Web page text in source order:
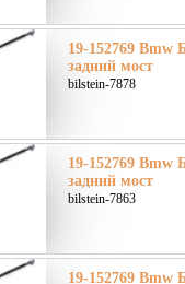
19-152769 Bmw
задний мост
bilstein-7878
19-152769 Bmw
задний мост
bilstein-7863
19-152769 Bmw